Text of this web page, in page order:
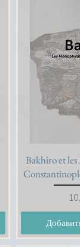
Bakhîro et